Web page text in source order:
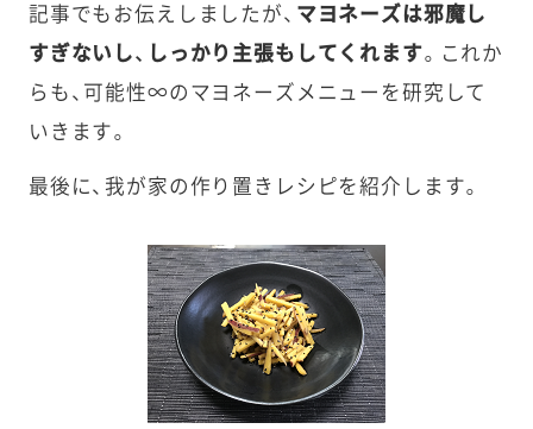
記事でもお伝えしましたが、 マヨネーズは邪魔し
すぎないし、しっかり主張もしてくれます。これか
らも、可能性∞のマヨネーズメニューを研究して
いきます。
最後に、我が家の作り置きレシピを紹介します。